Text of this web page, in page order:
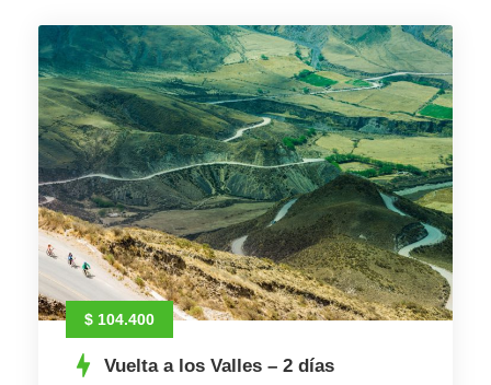
$ 104.400
Vuelta a los Valles – 2 días